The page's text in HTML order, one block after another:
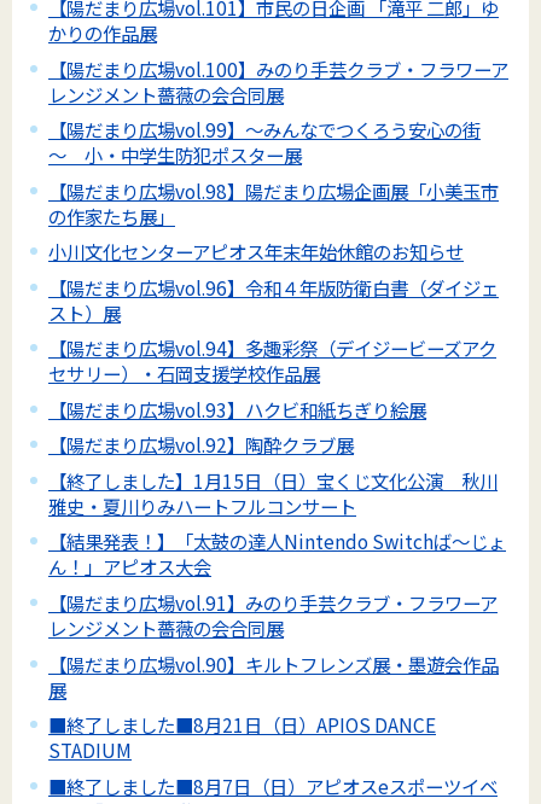
【陽だまり広場vol.101】市民の日企画 「滝平 二郎」ゆ
かりの作品展
【陽だまり広場vol.100】みのり手芸クラブ・フラワーア
レンジメント薔薇の会合同展
【陽だまり広場vol.99】～みんなでつくろう安心の街
～ 小・中学生防犯ポスター展
【陽だまり広場vol.98】陽だまり広場企画展「小美玉市
の作家たち展」
小川文化センターアピオス年末年始休館のお知らせ
【陽だまり広場vol.96】令和４年版防衛白書（ダイジェ
スト）展
【陽だまり広場vol.94】多趣彩祭（デイジービーズアク
セサリー）・石岡支援学校作品展
【陽だまり広場vol.93】ハクビ和紙ちぎり絵展
【陽だまり広場vol.92】陶酔クラブ展
【終了しました】1月15日（日）宝くじ文化公演 秋川
雅史・夏川りみハートフルコンサート
【結果発表！】「太鼓の達人Nintendo Switchば～じょ
ん！」アピオス大会
【陽だまり広場vol.91】みのり手芸クラブ・フラワーア
レンジメント薔薇の会合同展
【陽だまり広場vol.90】キルトフレンズ展・墨遊会作品
展
■終了しました■8月21日（日）APIOS DANCE
STADIUM
■終了しました■8月7日（日）アピオスeスポーツイベ